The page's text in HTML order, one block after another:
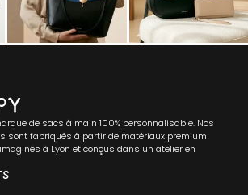
de sacs à main 100% personnalisable. Nos
sont fabriqués à partir de matériaux premium
à Lyon et conçus dans un atelier en